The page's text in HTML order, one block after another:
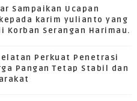
Sampaikan Ucapan
karim yulianto yang
Korban Serangan Harimau.
Perkuat Penetrasi
Pangan Tetap Stabil dan